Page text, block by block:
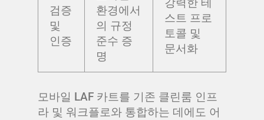
검증
및
인증
환경에서
의 규정
준수 증
명
강력한 테
스트 프로
토콜 및
문서화
모바일 LAF 카트를 기존 클린룸 인프
라 및 워크플로와 통합하는 데에도 어